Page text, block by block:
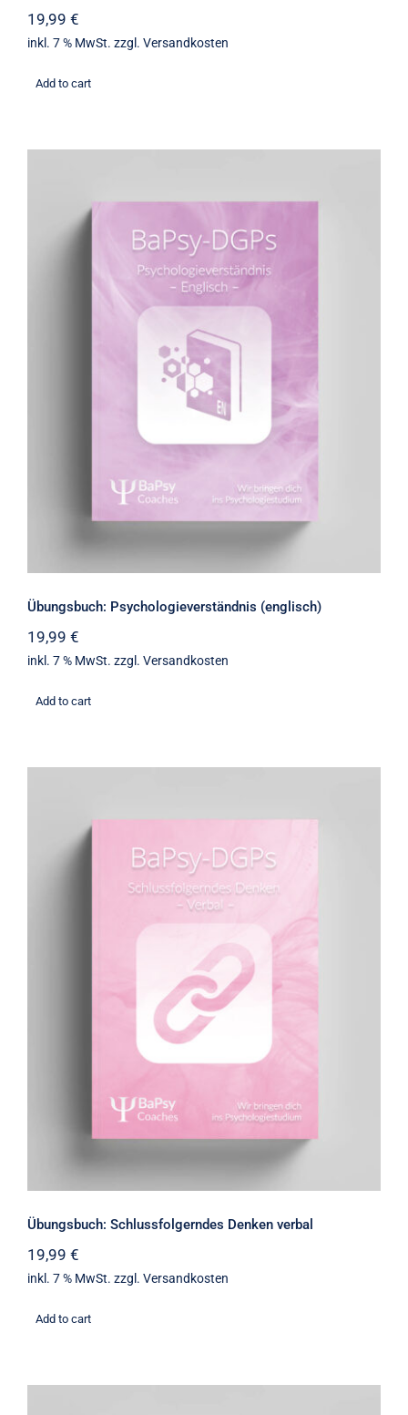
19,99 €
inkl. 7 % MwSt. zzgl. Versandkosten
Add to cart
Übungsbuch: Psychologieverständnis
(englisch)
Übungsbuch: Psychologieverständnis (englisch)
19,99 €
inkl. 7 % MwSt. zzgl. Versandkosten
Add to cart
Übungsbuch: Schlussfolgerndes
Denken verbal
Übungsbuch: Schlussfolgerndes Denken verbal
19,99 €
inkl. 7 % MwSt. zzgl. Versandkosten
Add to cart